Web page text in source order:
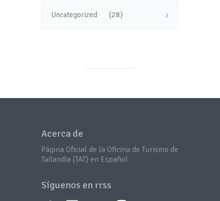
Uncategorized (28)
Acerca de
Página Oficial de la Oficina de Turismo de
Tailandia (TAT) en Español
Síguenos en rrss